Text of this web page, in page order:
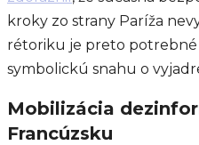
kroky zo strany Paríža
rétoriku je preto
symbolickú snahu o
Mobilizácia
Francúzsku